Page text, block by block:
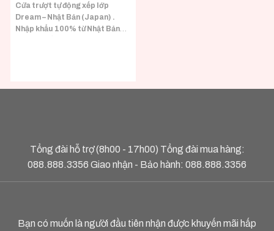
Cửa trượt tự động xếp lớp
Dream – Nhật Bản (Japan) .
Nhập khẩu 100% từ Nhật Bản
Tổng đài hỗ trợ (8h00 - 17h00) Tổng đài mua hàng:
088.888.3356 Giao nhận - Bảo hành: 088.888.3356
Bạn có muốn là người đầu tiên nhận được khuyến mãi hấp